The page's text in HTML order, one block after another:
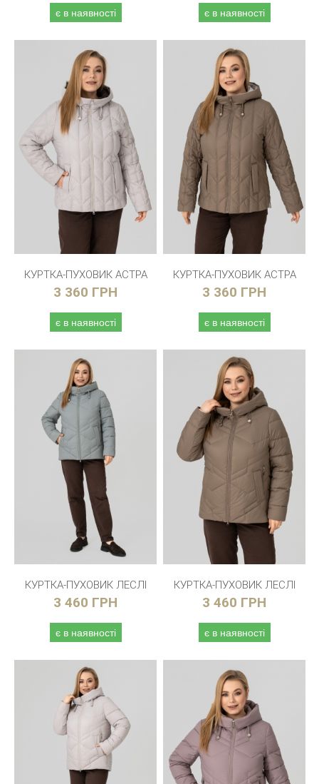
є в наявності є в наявності
КУРТКА-ПУХОВИК АСТРА
3 360 ГРН
є в наявності
КУРТКА-ПУХОВИК АСТРА
3 360 ГРН
є в наявності
КУРТКА-ПУХОВИК ЛЕСЛІ
3 460 ГРН
є в наявності
КУРТКА-ПУХОВИК ЛЕСЛІ
3 460 ГРН
є в наявності